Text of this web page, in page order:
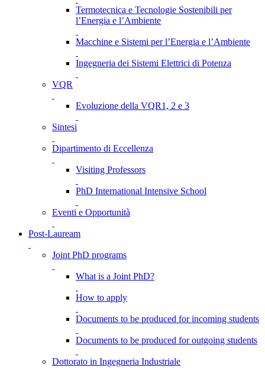
Termotecnica e Tecnologie Sostenibili per
l’Energia e l’Ambiente
Macchine e Sistemi per l’Energia e l’Ambiente
Ingegneria dei Sistemi Elettrici di Potenza
VQR
Evoluzione della VQR1, 2 e 3
Sintesi
Dipartimento di Eccellenza
Visiting Professors
PhD International Intensive School
Eventi e Opportunità
Post-Lauream
Joint PhD programs
What is a Joint PhD?
How to apply
Documents to be produced for incoming students
Documents to be produced for outgoing students
Dottorato in Ingegneria Industriale